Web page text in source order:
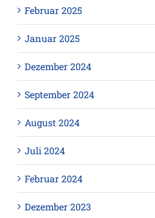
Februar 2025
Januar 2025
Dezember 2024
September 2024
August 2024
Juli 2024
Februar 2024
Dezember 2023